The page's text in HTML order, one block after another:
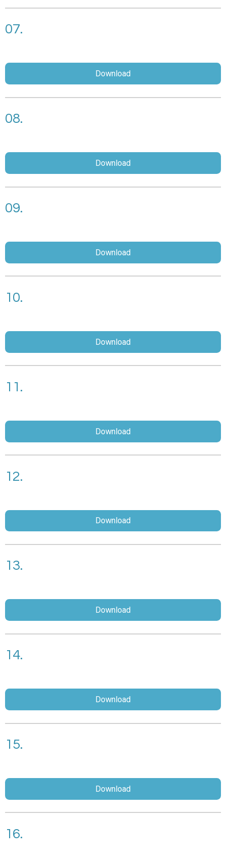
07.
Download
08.
Download
09.
Download
10.
Download
11.
Download
12.
Download
13.
Download
14.
Download
15.
Download
16.